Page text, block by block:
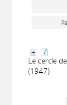
Le cercle
(1947)